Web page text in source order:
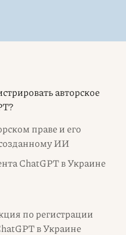
авторское
праве и его
ИИ
ChatGPT в Украине
по регистрации
в Украине